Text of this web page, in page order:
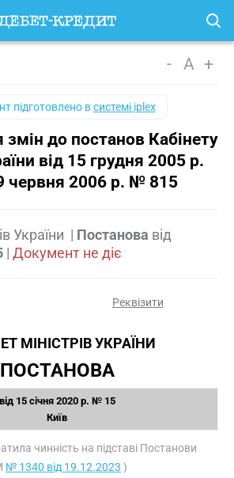
- A +
підготовлено всистемі iplex
до постанов Кабінету
від 15 грудня 2005 р.
червня 2006 р. № 815
України | Постанова від
| Документ не діє
Реквізити
МІНІСТРІВ УКРАЇНИ
ПОСТАНОВА
від 15 січня 2020 р. № 15
Київ
чинність на підставі Постанови
№ 1340 від 19.12.2023 )